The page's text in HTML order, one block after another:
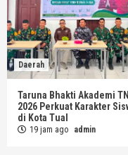
Daerah
Taruna Bhakti Akademi TNI
2026 Perkuat Karakter
di Kota Tual
19 jam ago admin